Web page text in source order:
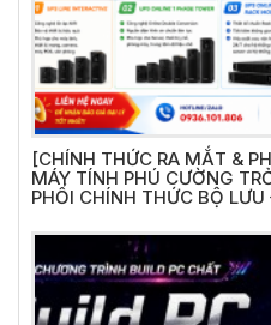
[CHÍNH THỨC RA MẮT &
MÁY TÍNH PHÚ CƯỜNG
PHỐI CHÍNH THỨC BỘ